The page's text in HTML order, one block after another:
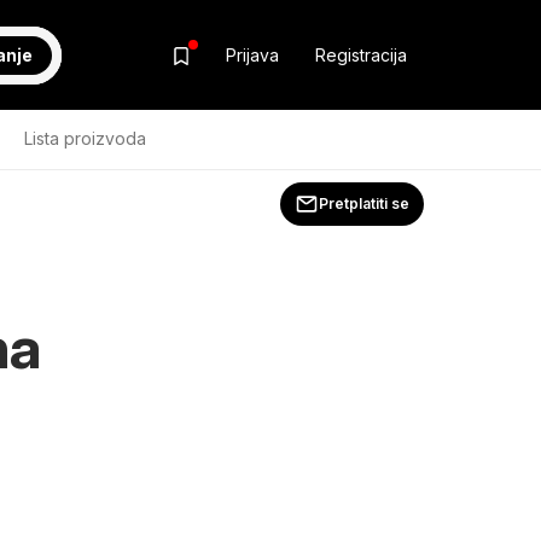
Prijava Registracija
Lista proizvoda
Pretplatiti se